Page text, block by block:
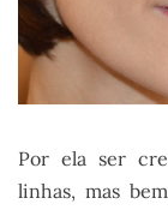
Por ela ser
linhas, mas